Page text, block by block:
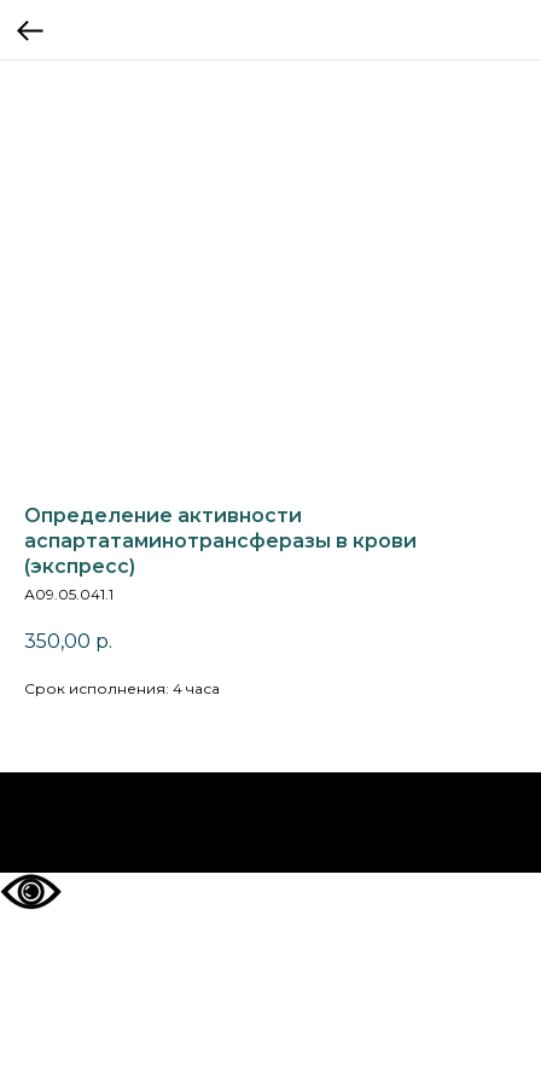
Определение активности
аспартатаминотрансферазы в крови
(экспресс)
А09.05.041.1
350,00 р.
Срок исполнения: 4 часа